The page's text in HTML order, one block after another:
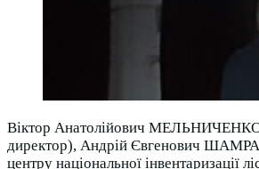
Віктор Анатолійович МЕЛЬНИЧЕНКО
директор), Андрій Євгенович
центру національної інвентаризації